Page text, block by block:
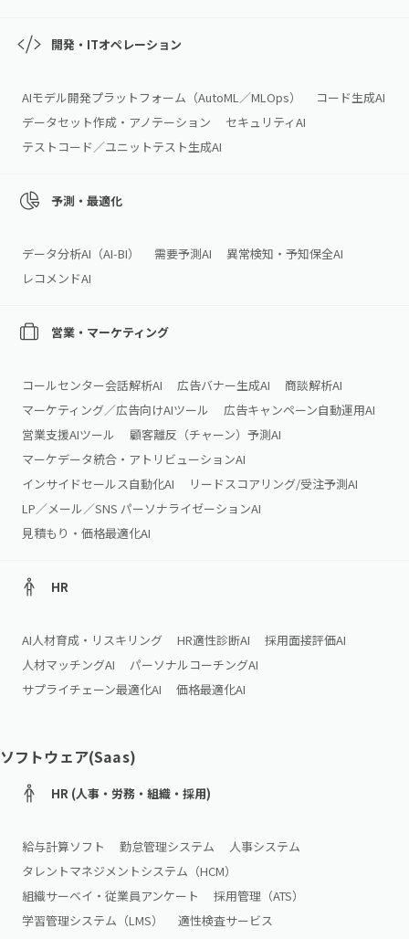
開発・ITオペレーション
AIモデル開発プラットフォーム（AutoML／MLOps）
コード生成AI
データセット作成・アノテーション
セキュリティAI
テストコード／ユニットテスト生成AI
予測・最適化
データ分析AI（AI‑BI） 需要予測AI
異常検知・予知保全AI
レコメンドAI
営業・マーケティング
コールセンター会話解析AI 広告バナー生成AI
商談解析AI
マーケティング／広告向けAIツール
広告キャンペーン自動運用AI
営業支援AIツール
顧客離反（チャーン）予測AI
マーケデータ統合・アトリビューションAI
インサイドセールス自動化AI
リードスコアリング/受注予測AI
LP／メール／SNS パーソナライゼーションAI
見積もり・価格最適化AI
HR
AI人材育成・リスキリング HR適性診断AI
採用面接評価AI
人材マッチングAI
パーソナルコーチングAI
サプライチェーン最適化AI
価格最適化AI
ソフトウェア(Saas)
HR (人事・労務・組織・採用)
給与計算ソフト 勤怠管理システム
人事システム
タレントマネジメントシステム（HCM）
組織サーベイ・従業員アンケート
採用管理（ATS）
学習管理システム（LMS）
適性検査サービス